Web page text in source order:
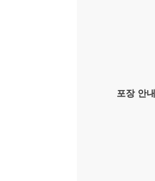
포장 안내